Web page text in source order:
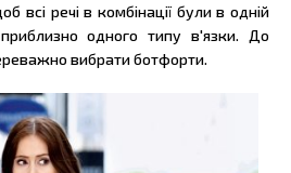
всі речі в комбінації були в одній
приблизно одного типу в'язки. До
вибрати ботфорти.